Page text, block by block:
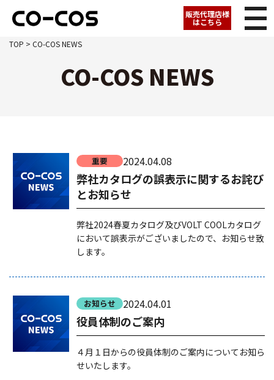
販売代理店様
はこちら
TOP > CO-COS NEWS
CO-COS NEWS
重要 2024.04.08
弊社カタログの誤表示に関するお詫び
とお知らせ
弊社2024春夏カタログ及びVOLT COOLカタログ
において誤表示がございましたので、お知らせ致
します。
お知らせ 2024.04.01
役員体制のご案内
４月１日からの役員体制のご案内についてお知ら
せいたします。